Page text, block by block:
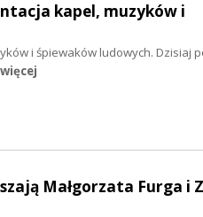
kapel, muzyków i
i śpiewaków ludowych. Dzisiaj
Małgorzata Furga i